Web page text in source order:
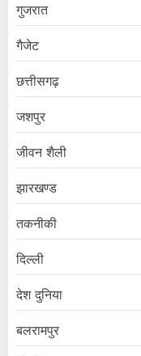
गुजरात
गैजेट
छत्तीसगढ़
जशपुर
जीवन शैली
झारखण्ड
तकनीकी
दिल्ली
देश दुनिया
बलरामपुर